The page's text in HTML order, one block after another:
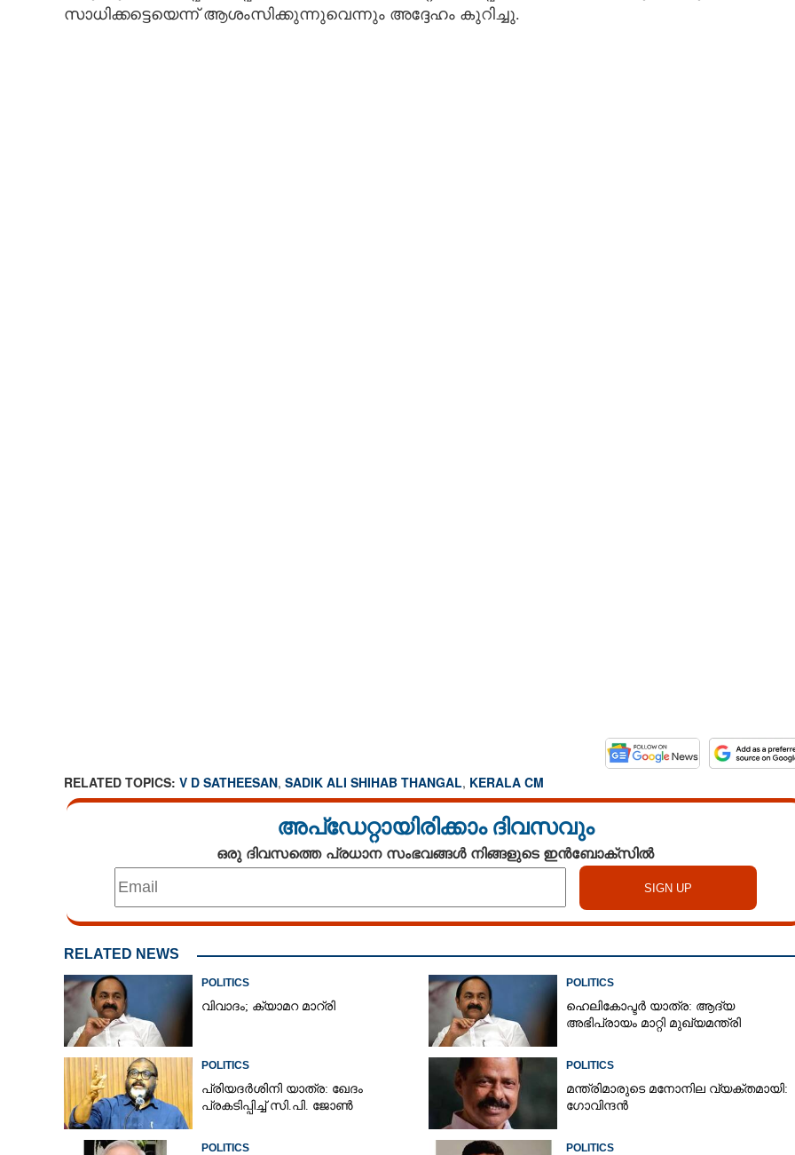
സാധിക്കട്ടെയെന്ന് ആശംസിക്കുന്നുവെന്നും അദ്ദേഹം കുറിച്ചു.
RELATED TOPICS: V D SATHEESAN, SADIK ALI SHIHAB THANGAL, KERALA CM
അപ്ഡേറ്റായിരിക്കാം ദിവസവും
ഒരു ദിവസത്തെ പ്രധാന സംഭവങ്ങൾ നിങ്ങളുടെ ഇൻബോക്സിൽ
RELATED NEWS
POLITICS
വിവാദം; ക്യാമറ മാറ്രി
POLITICS
ഹെലികോപ്ടർ യാത്ര: ആദ്യ
അഭിപ്രായം മാറ്റി മുഖ്യമന്ത്രി
POLITICS
പ്രിയദർശിനി യാത്ര: ഖേദം
പ്രകടിപ്പിച്ച് സി.പി. ജോൺ
POLITICS
മന്ത്രിമാരുടെ മനോനില വ്യക്തമായി:
ഗോവിന്ദൻ
POLITICS POLITICS